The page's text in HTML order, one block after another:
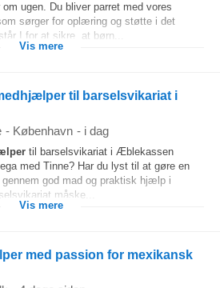
ugen. Du bliver parret med vores
sørger for oplæring og støtte i det
I for at sikre, at børn...
Vis mere
til barselsvikariat i
- København - i dag
til barselsvikariat i Æblekassen
med Tinne? Har du lyst til at gøre en
god mad og praktisk hjælp i
måske...
Vis mere
med passion for mexikansk